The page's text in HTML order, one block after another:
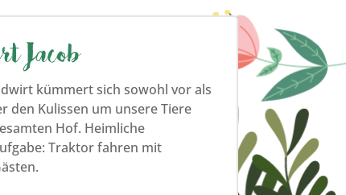
Jacob
kümmert sich sowohl vor als
den Kulissen um unsere Tiere
Hof. Heimliche
Traktor fahren mit